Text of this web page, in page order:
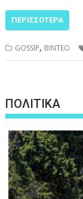
ΠΕΡΙΣΣΌΤΕΡΑ
GOSSIP, ΒΙΝΤΕΟ
ΠΟΛΙΤΙΚΑ